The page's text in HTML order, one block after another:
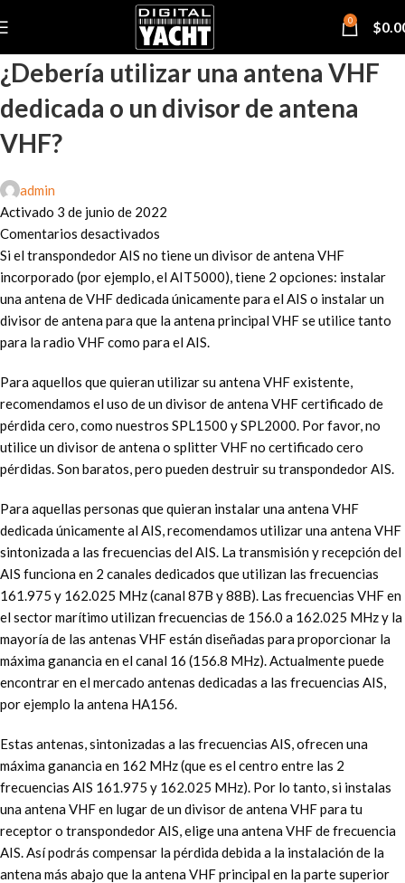
0 $
¿Debería utilizar una antena VHF
dedicada o un divisor de antena
VHF?
admin
Activado 3 de junio de 2022
Comentarios desactivados
Si el transpondedor AIS no tiene un divisor de antena VHF
incorporado (por ejemplo, el AIT5000), tiene 2 opciones: instalar
una antena de VHF dedicada únicamente para el AIS o instalar un
divisor de antena para que la antena principal VHF se utilice tanto
para la radio VHF como para el AIS.
Para aquellos que quieran utilizar su antena VHF existente,
recomendamos el uso de un divisor de antena VHF certificado de
pérdida cero, como nuestros SPL1500 y SPL2000. Por favor, no
utilice un divisor de antena o splitter VHF no certificado cero
pérdidas. Son baratos, pero pueden destruir su transpondedor AIS.
Para aquellas personas que quieran instalar una antena VHF
dedicada únicamente al AIS, recomendamos utilizar una antena VHF
sintonizada a las frecuencias del AIS. La transmisión y recepción del
AIS funciona en 2 canales dedicados que utilizan las frecuencias
161.975 y 162.025 MHz (canal 87B y 88B). Las frecuencias VHF en
el sector marítimo utilizan frecuencias de 156.0 a 162.025 MHz y la
mayoría de las antenas VHF están diseñadas para proporcionar la
máxima ganancia en el canal 16 (156.8 MHz). Actualmente puede
encontrar en el mercado antenas dedicadas a las frecuencias AIS,
por ejemplo la antena HA156.
Estas antenas, sintonizadas a las frecuencias AIS, ofrecen una
máxima ganancia en 162 MHz (que es el centro entre las 2
frecuencias AIS 161.975 y 162.025 MHz). Por lo tanto, si instalas
una antena VHF en lugar de un divisor de antena VHF para tu
receptor o transpondedor AIS, elige una antena VHF de frecuencia
AIS. Así podrás compensar la pérdida debida a la instalación de la
antena más abajo que la antena VHF principal en la parte superior